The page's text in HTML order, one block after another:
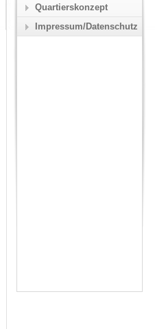
Quartierskonzept
Impressum/Datenschutz